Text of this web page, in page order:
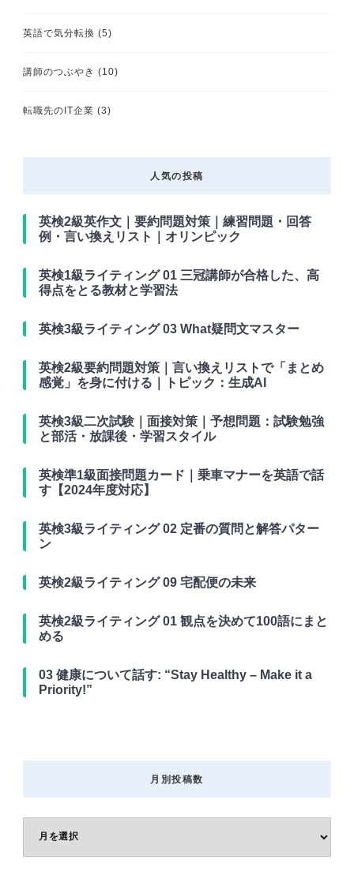
英語で気分転換 (5)
講師のつぶやき (10)
転職先のIT企業 (3)
人気の投稿
英検2級英作文｜要約問題対策｜練習問題・回答
例・言い換えリスト｜オリンピック
英検1級ライティング 01 三冠講師が合格した、高
得点をとる教材と学習法
英検3級ライティング 03 What疑問文マスター
英検2級要約問題対策｜言い換えリストで「まとめ
感覚」を身に付ける｜トピック：生成AI
英検3級二次試験｜面接対策｜予想問題：試験勉強
と部活・放課後・学習スタイル
英検準1級面接問題カード｜乗車マナーを英語で話
す【2024年度対応】
英検3級ライティング 02 定番の質問と解答パター
ン
英検2級ライティング 09 宅配便の未来
英検2級ライティング 01 観点を決めて100語にまと
める
03 健康について話す: “Stay Healthy – Make it a
Priority!”
月別投稿数